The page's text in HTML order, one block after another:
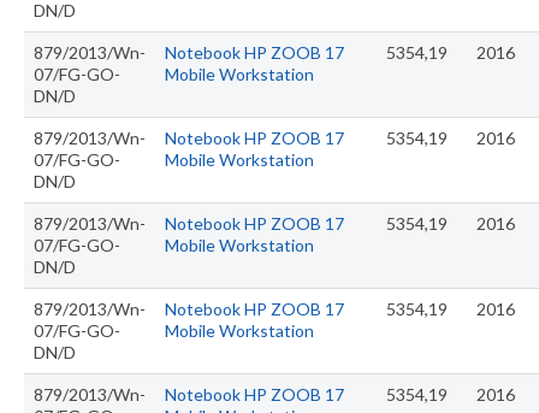
DN/D
879/2013/Wn-
07/FG-GO-
DN/D
Notebook HP ZOOB 17
Mobile Workstation
5354,19 2016
879/2013/Wn-
07/FG-GO-
DN/D
Notebook HP ZOOB 17
Mobile Workstation
5354,19 2016
879/2013/Wn-
07/FG-GO-
DN/D
Notebook HP ZOOB 17
Mobile Workstation
5354,19 2016
879/2013/Wn-
07/FG-GO-
DN/D
Notebook HP ZOOB 17
Mobile Workstation
5354,19 2016
879/2013/Wn-
Notebook HP ZOOB 17
5354,19 2016